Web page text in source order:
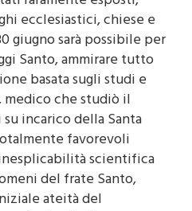
sarà possibile per
Santo, ammirare tutto
basata sugli studi e
medico che studiò il
incarico della Santa
favorevoli
scientifica
del frate Santo,
ateità del
la strada alla